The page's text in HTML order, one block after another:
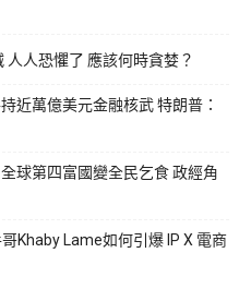
人恐懼了 應該何時貪婪？
近萬億美元金融核武 特朗普：
球第四富國變全民乞食 政經角
Khaby Lame如何引爆 IP X 電商